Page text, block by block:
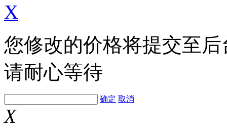
X
您修改的价格将提交至
请耐心等待
确定 取消
X